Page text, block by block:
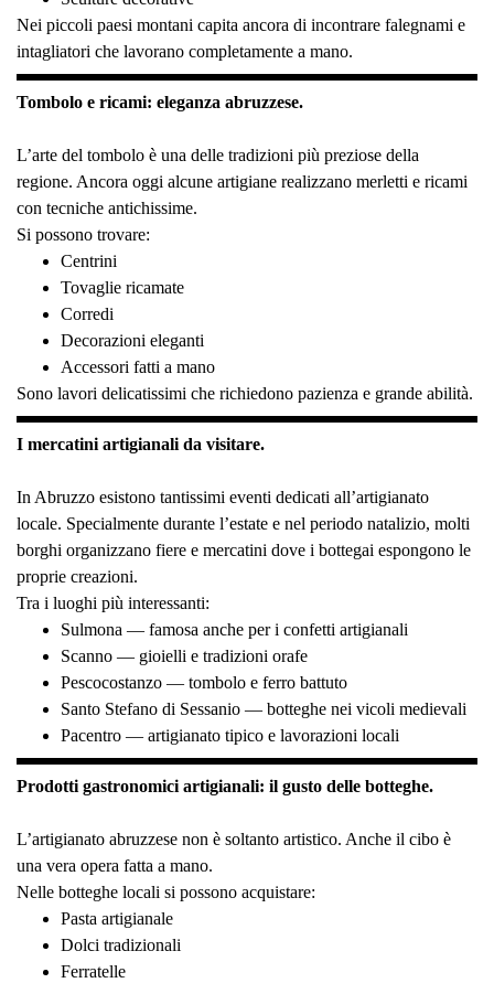
Nei piccoli paesi montani capita ancora di incontrare falegnami e
intagliatori che lavorano completamente a mano.
Tombolo e ricami: eleganza abruzzese.
L’arte del tombolo è una delle tradizioni più preziose della
regione. Ancora oggi alcune artigiane realizzano merletti e ricami
con tecniche antichissime.
Si possono trovare:
Centrini
Tovaglie ricamate
Corredi
Decorazioni eleganti
Accessori fatti a mano
Sono lavori delicatissimi che richiedono pazienza e grande abilità.
I mercatini artigianali da visitare.
In Abruzzo esistono tantissimi eventi dedicati all’artigianato
locale. Specialmente durante l’estate e nel periodo natalizio, molti
borghi organizzano fiere e mercatini dove i bottegai espongono le
proprie creazioni.
Tra i luoghi più interessanti:
Sulmona — famosa anche per i confetti artigianali
Scanno — gioielli e tradizioni orafe
Pescocostanzo — tombolo e ferro battuto
Santo Stefano di Sessanio — botteghe nei vicoli medievali
Pacentro — artigianato tipico e lavorazioni locali
Prodotti gastronomici artigianali: il gusto delle botteghe.
L’artigianato abruzzese non è soltanto artistico. Anche il cibo è
una vera opera fatta a mano.
Nelle botteghe locali si possono acquistare:
Pasta artigianale
Dolci tradizionali
Ferratelle